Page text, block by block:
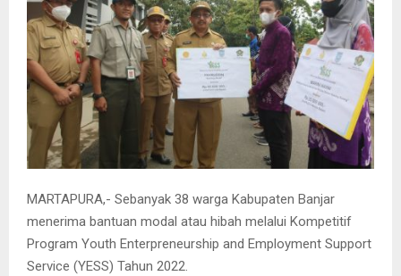
MARTAPURA,- Sebanyak 38 warga Kabupaten Banjar
menerima bantuan modal atau hibah melalui Kompetitif
Program Youth Enterpreneurship and Employment Support
Service (YESS) Tahun 2022.